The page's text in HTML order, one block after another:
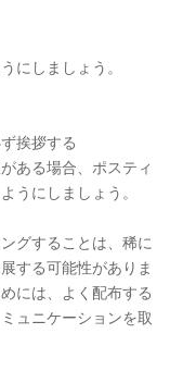
にしましょう。
挨拶する
ある場合、ポスティ
うにしましょう。
グすることは、稀に
する可能性がありま
には、よく配布する
ュニケーションを取